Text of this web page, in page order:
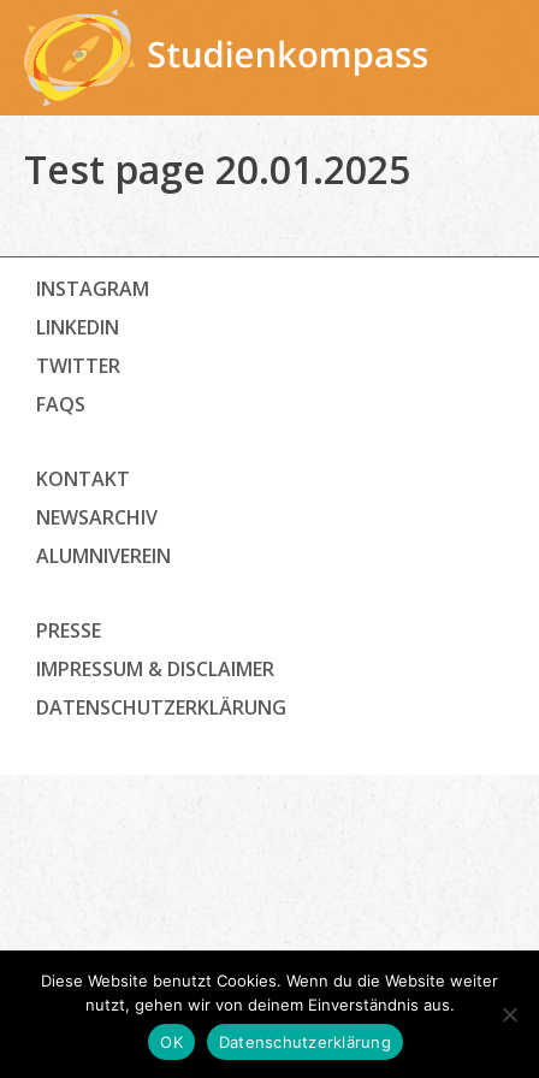
content
Test page 20.01.2025
INSTAGRAM
LINKEDIN
TWITTER
FAQS
KONTAKT
NEWSARCHIV
ALUMNIVEREIN
PRESSE
IMPRESSUM & DISCLAIMER
DATENSCHUTZ­ERKLÄRUNG
Diese Website benutzt Cookies. Wenn du die Website weiter
nutzt, gehen wir von deinem Einverständnis aus.
OK
Datenschutzerklärung